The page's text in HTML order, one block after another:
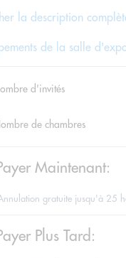
la description
de la salle
d'invités
de chambres
Maintenant:
gratuite jusqu'à 25
Plus Tard: